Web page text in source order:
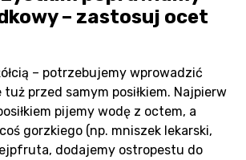
– zastosuj ocet
– potrzebujemy wprowadzić
przed samym posiłkiem. Najpierw
pijemy wodę z octem, a
gorzkiego (np. mniszek lekarski,
dodajemy ostropestu do